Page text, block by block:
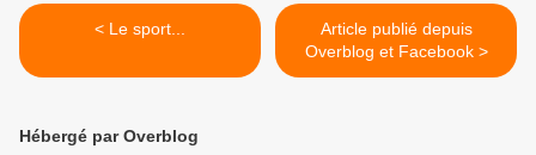
< Le sport...
Article publié depuis
Overblog et Facebook >
Hébergé par Overblog